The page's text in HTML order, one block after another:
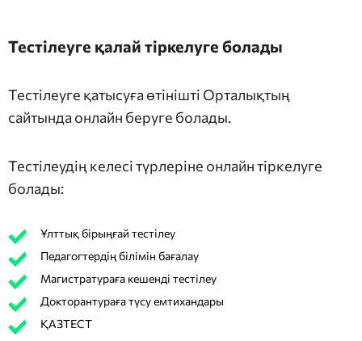
Тестілеуге қалай тіркелуге болады
Тестілеуге қатысуға өтінішті Орталықтың
сайтында онлайн беруге болады.
Тестілеудің келесі түрлеріне онлайн тіркелуге
болады:
Ұлттық бірыңғай тестілеу
Педагогтердің білімін бағалау
Магистратураға кешенді тестілеу
Докторантураға түсу емтихандары
ҚАЗТЕСТ